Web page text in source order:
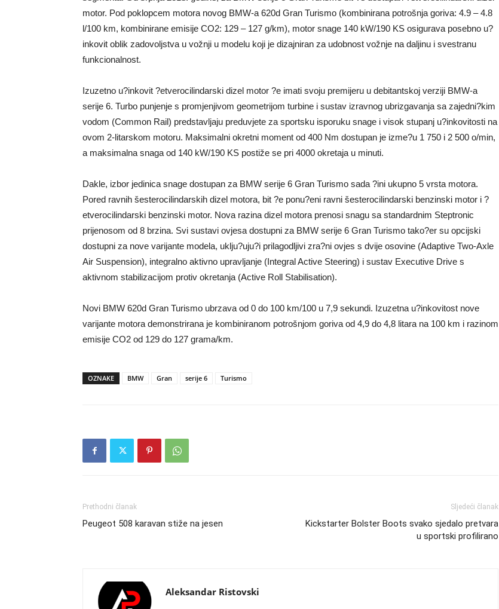
motor. Pod poklopcem motora novog BMW-a 620d Gran Turismo (kombinirana potrošnja goriva: 4.9 – 4.8
l/100 km, kombinirane emisije CO2: 129 – 127 g/km), motor snage 140 kW/190 KS osigurava posebno u?
inkovit oblik zadovoljstva u vožnji u modelu koji je dizajniran za udobnost vožnje na daljinu i svestranu
funkcionalnost.
Izuzetno u?inkovit ?etverocilindarski dizel motor ?e imati svoju premijeru u debitantskoj verziji BMW-a
serije 6. Turbo punjenje s promjenjivom geometrijom turbine i sustav izravnog ubrizgavanja sa zajedni?kim
vodom (Common Rail) predstavljaju preduvjete za sportsku isporuku snage i visok stupanj u?inkovitosti na
ovom 2-litarskom motoru. Maksimalni okretni moment od 400 Nm dostupan je izme?u 1 750 i 2 500 o/min,
a maksimalna snaga od 140 kW/190 KS postiže se pri 4000 okretaja u minuti.
Dakle, izbor jedinica snage dostupan za BMW serije 6 Gran Turismo sada ?ini ukupno 5 vrsta motora.
Pored ravnih šesterocilindarskih dizel motora, bit ?e ponu?eni ravni šesterocilindarski benzinski motor i ?
etverocilindarski benzinski motor. Nova razina dizel motora prenosi snagu sa standardnim Steptronic
prijenosom od 8 brzina. Svi sustavi ovjesa dostupni za BMW serije 6 Gran Turismo tako?er su opcijski
dostupni za nove varijante modela, uklju?uju?i prilagodljivi zra?ni ovjes s dvije osovine (Adaptive Two-Axle
Air Suspension), integralno aktivno upravljanje (Integral Active Steering) i sustav Executive Drive s
aktivnom stabilizacijom protiv okretanja (Active Roll Stabilisation).
Novi BMW 620d Gran Turismo ubrzava od 0 do 100 km/100 u 7,9 sekundi. Izuzetna u?inkovitost nove
varijante motora demonstrirana je kombiniranom potrošnjom goriva od 4,9 do 4,8 litara na 100 km i razinom
emisije CO2 od 129 do 127 grama/km.
OZNAKE BMW Gran serije 6 Turismo
Prethodni članak
Peugeot 508 karavan stiže na jesen
Sljedeći članak
Kickstarter Bolster Boots svako sjedalo pretvara
u sportski profilirano
Aleksandar Ristovski